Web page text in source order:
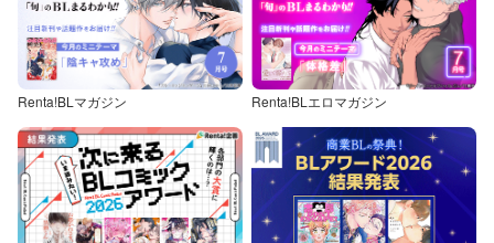
Renta!BLマガジン Renta!BLエロマガジン